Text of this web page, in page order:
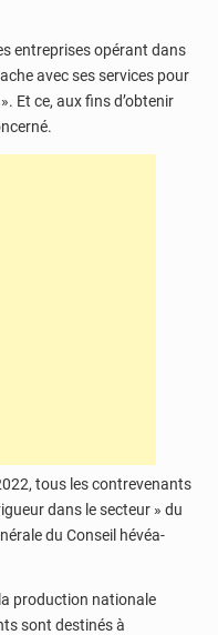
entreprises opérant dans
avec ses services pour
Et ce, aux fins d’obtenir
tous les contrevenants
dans le secteur » du
du Conseil hévéa-
production nationale
sont destinés à